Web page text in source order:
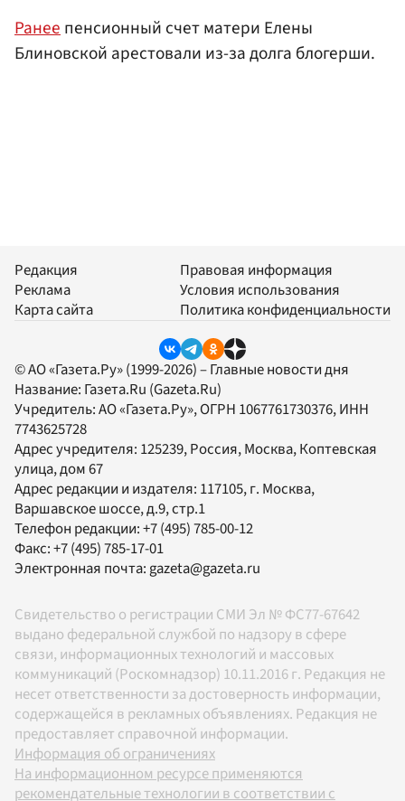
Ранеепенсионный счет матери Елены
Блиновской арестовали из-за долга блогерши.
Редакция
Реклама
Карта сайта
Правовая информация
Условия использования
Политика конфиденциальности
© АО «Газета.Ру» (1999-2026) – Главные новости дня
Название: Газета.Ru (Gazeta.Ru)
Учредитель:АО «Газета.Ру», ОГРН 1067761730376, ИНН
7743625728
Адрес учредителя: 125239, Россия, Москва, Коптевская
улица, дом 67
Адрес редакции и издателя: 117105, г. Москва,
Варшавское шоссе, д.9, стр.1
Телефон редакции:+7 (495) 785-00-12
Факс:+7 (495) 785-17-01
Электронная почта: gazeta@gazeta.ru
Свидетельство о регистрации СМИ Эл № ФС77-67642
выдано федеральной службой по надзору в сфере
связи, информационных технологий и массовых
коммуникаций (Роскомнадзор) 10.11.2016 г. Редакция не
несет ответственности за достоверность информации,
содержащейся в рекламных объявлениях. Редакция не
предоставляет справочной информации.
Информация об ограничениях
На информационном ресурсе применяются
рекомендательные технологии в соответствии с